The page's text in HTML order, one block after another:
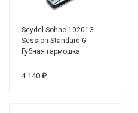
Seydel Sohne 10201G
Session Standard G
Губная гармошка
4 140 ₽